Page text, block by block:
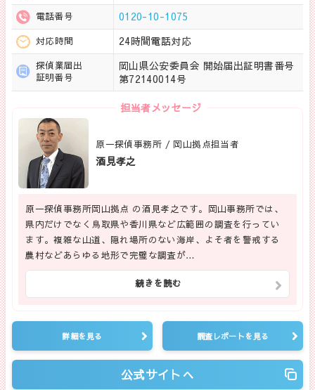
電話番号 0120-10-1075
対応時間 24時間電話対応
探偵業届出
証明番号
岡山県公安委員会 開始届出証明書番号
第72140014号
担当者メッセージ
原一探偵事務所 / 岡山拠点担当者
酒見孝之
原一探偵事務所岡山拠点 の酒見孝之です。岡山事務所では、
県内だけでなく鳥取県や香川県など広範囲の調査を行ってい
ます。複雑な山道、隠れ場所のない海岸、よそ者を警戒する
農村などあらゆる地形で完璧な調査が…
続きを読む
詳細を見る 調査レポートを見る
公式サイトへ